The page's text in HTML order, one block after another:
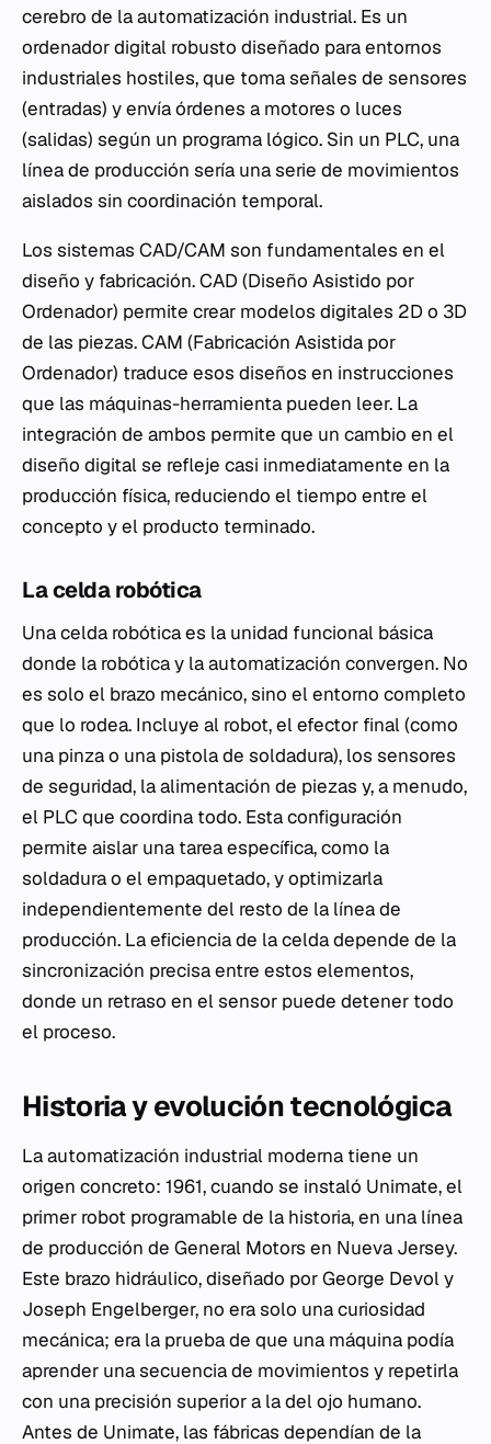
cerebro de la automatización industrial. Es un
ordenador digital robusto diseñado para entornos
industriales hostiles, que toma señales de sensores
(entradas) y envía órdenes a motores o luces
(salidas) según un programa lógico. Sin un PLC, una
línea de producción sería una serie de movimientos
aislados sin coordinación temporal.
Los sistemas CAD/CAM son fundamentales en el
diseño y fabricación. CAD (Diseño Asistido por
Ordenador) permite crear modelos digitales 2D o 3D
de las piezas. CAM (Fabricación Asistida por
Ordenador) traduce esos diseños en instrucciones
que las máquinas-herramienta pueden leer. La
integración de ambos permite que un cambio en el
diseño digital se refleje casi inmediatamente en la
producción física, reduciendo el tiempo entre el
concepto y el producto terminado.
La celda robótica
Una celda robótica es la unidad funcional básica
donde la robótica y la automatización convergen. No
es solo el brazo mecánico, sino el entorno completo
que lo rodea. Incluye al robot, el efector final (como
una pinza o una pistola de soldadura), los sensores
de seguridad, la alimentación de piezas y, a menudo,
el PLC que coordina todo. Esta configuración
permite aislar una tarea específica, como la
soldadura o el empaquetado, y optimizarla
independientemente del resto de la línea de
producción. La eficiencia de la celda depende de la
sincronización precisa entre estos elementos,
donde un retraso en el sensor puede detener todo
el proceso.
Historia y evolución tecnológica
La automatización industrial moderna tiene un
origen concreto: 1961, cuando se instaló Unimate, el
primer robot programable de la historia, en una línea
de producción de General Motors en Nueva Jersey.
Este brazo hidráulico, diseñado por George Devol y
Joseph Engelberger, no era solo una curiosidad
mecánica; era la prueba de que una máquina podía
aprender una secuencia de movimientos y repetirla
con una precisión superior a la del ojo humano.
Antes de Unimate, las fábricas dependían de la